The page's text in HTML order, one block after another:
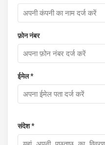
फ़ोन नंबर
ईमेल *
संदेश *